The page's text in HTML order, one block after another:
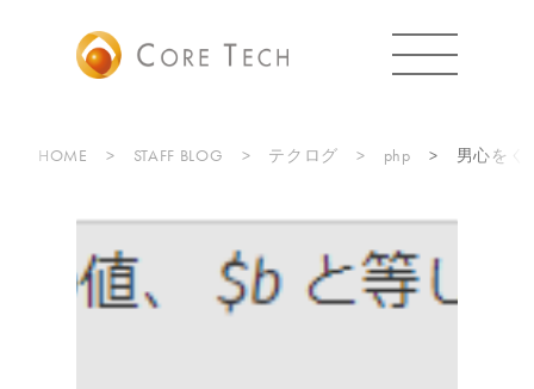
HOME STAFF BLOG テクログ php 男心をく